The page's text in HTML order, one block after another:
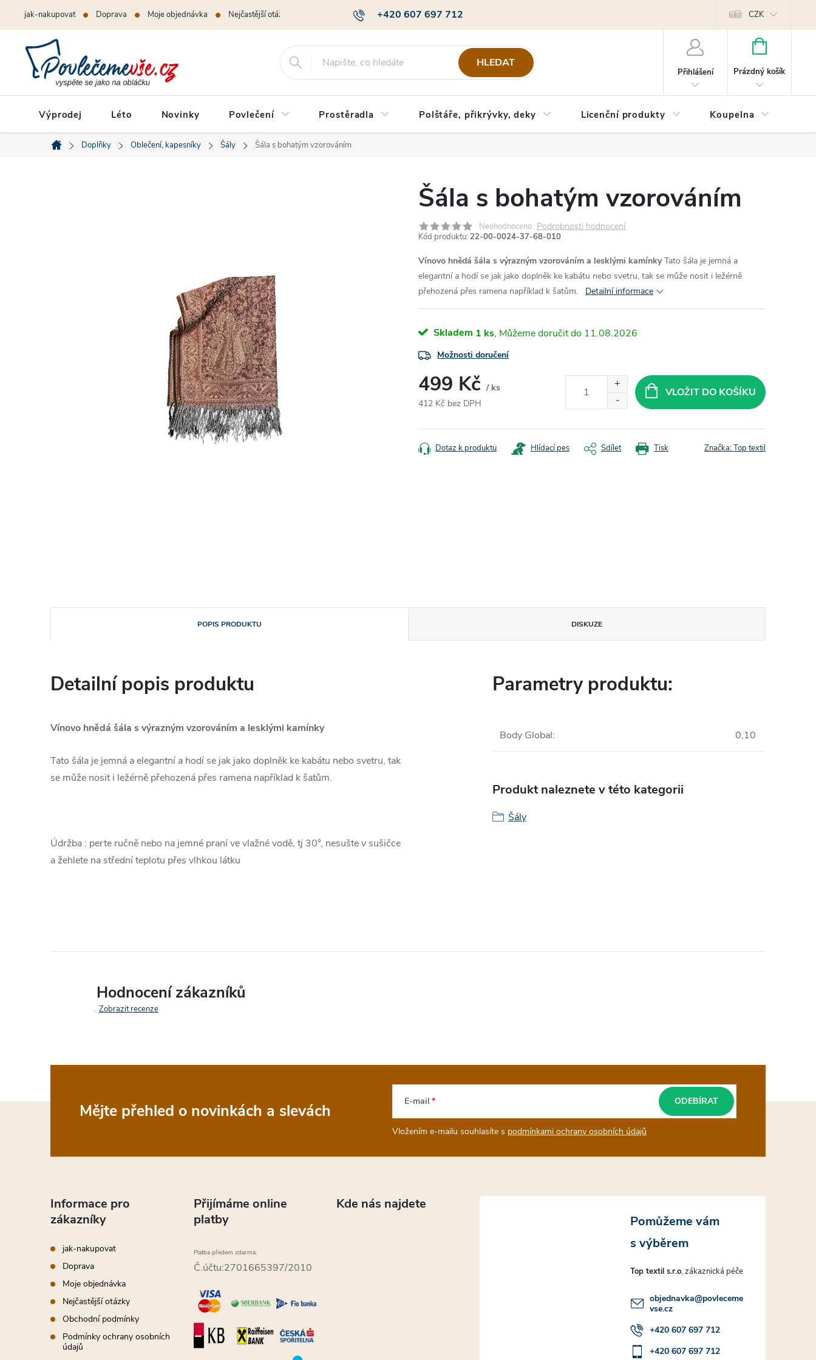
+420 607 697 712
jak-nakupovat Doprava Moje objednávka Nejčastější otázky Obchodní podmínky Podmínky ochrany osobních údajů Poptávky a B2B
CZK
HLEDAT
Přihlášení
NÁKUPNÍ
Prázdný košík
Výprodej Léto Novinky Povlečení Prostěradla Polštáře, přikrývky, deky Licenční produkty Koupelna
Domů
Doplňky Oblečení, kapesníky Šály Šála s bohatým vzorováním
Šála s bohatým vzorováním
Neohodnoceno Podrobnosti hodnocení
Kód produktu: 22-00-0024-37-68-010
Vínovo hnědá šála s výrazným vzorováním a lesklými kamínky Tato šála je jemná a
elegantní a hodí se jak jako doplněk ke kabátu nebo svetru, tak se může nosit i ležérně
přehozená přes ramena například k šatům.
Detailní informace
Skladem 1 ks 11.08.2026
Možnosti doručení
499 Kč / ks
412 Kč bez DPH
cena:
VLOŽIT DO KOŠÍKU
Tisk
Dotaz k produktu Hlídací pes Sdílet Značka:Top textil
POPIS PRODUKTU DISKUZE
Detailní popis produktu
Vínovo hnědá šála s výrazným vzorováním a lesklými kamínky
Tato šála je jemná a elegantní a hodí se jak jako doplněk ke kabátu nebo svetru, tak
se může nosit i ležérně přehozená přes ramena například k šatům.
Údržba : perte ručně nebo na jemné praní ve vlažné vodě, tj 30°, nesušte v sušičce
a žehlete na střední teplotu přes vlhkou látku
Parametry produktu:
Body Global: 0,10
Produkt naleznete v této kategorii
Šály
Hodnocení zákazníků
Zobrazit recenze
Mějte přehled o novinkách a slevách E-mail
Vložením e-mailu souhlasíte s podmínkami ochrany osobních údajů
ODEBÍRAT
Informace pro
zákazníky
jak-nakupovat
Doprava
Moje objednávka
Nejčastější otázky
Obchodní podmínky
Podmínky ochrany osobních
údajů
Přijímáme online
platby
Platba předem zdarma.
Č.účtu:2701665397/2010
Kde nás najdete
Top textil s.r.o
objednavka@povleceme
vse.cz
+420 607 697 712
+420 607 697 712